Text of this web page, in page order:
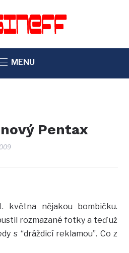
MENU
Pentax
května nějakou bombičku.
rozmazané fotky a teď už
s “dráždicí reklamou”. Co z